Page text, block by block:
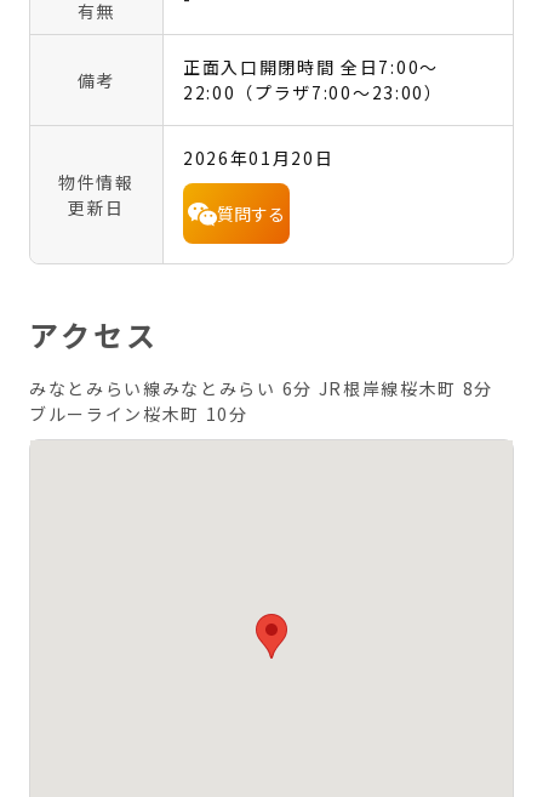
有無
備考
正面入口開閉時間 全日7:00～
22:00（プラザ7:00～23:00）
物件情報
更新日
2026年01月20日
質問する
アクセス
みなとみらい線みなとみらい 6分 JR根岸線桜木町 8分
ブルーライン桜木町 10分